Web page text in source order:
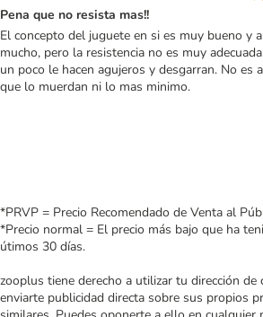
Pena que no resista mas!!
El concepto del juguete en si es muy bueno y
mucho, pero la resistencia no es muy
un poco le hacen agujeros y desgarran. No es
que lo muerdan ni lo mas minimo.
*PRVP = Precio Recomendado de Venta al
*Precio normal = El precio más bajo que ha
útimos 30 días.
zooplus tiene derecho a utilizar tu dirección de
enviarte publicidad directa sobre sus propios